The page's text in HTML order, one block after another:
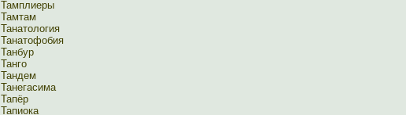
Тамплиеры
Тамтам
Танатология
Танатофобия
Танбур
Танго
Тандем
Танегасима
Тапёр
Тапиока